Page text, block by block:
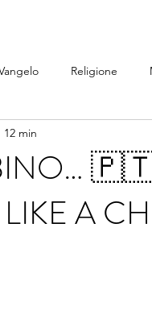
Religione
A
min